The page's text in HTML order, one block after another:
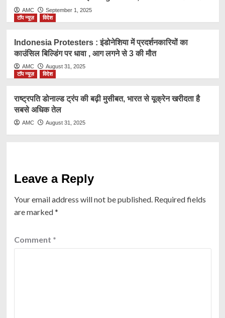
AMC
September 1, 2025
टॉप न्यूज़
विदेश
Indonesia Protesters : इंडोनेशिया में प्रदर्शनकारियों का
काउंसिल बिल्डिंग पर धावा , आग लगने से 3 की मौत
AMC
August 31, 2025
टॉप न्यूज़
विदेश
राष्ट्रप​ति डोनाल्ड ट्रंप की बढ़ी मुसीबत, भारत से यूक्रेन खरीदता है
सबसे अधिक तेल
AMC August 31, 2025
Leave a Reply
Your email address will not be published. Required fields
are marked*
Comment *